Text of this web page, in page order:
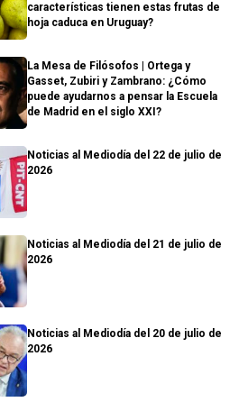
características tienen estas frutas de
hoja caduca en Uruguay?
La Mesa de Filósofos | Ortega y
Gasset, Zubiri y Zambrano: ¿Cómo
puede ayudarnos a pensar la Escuela
de Madrid en el siglo XXI?
Noticias al Mediodía del 22 de julio de
2026
Noticias al Mediodía del 21 de julio de
2026
Noticias al Mediodía del 20 de julio de
2026